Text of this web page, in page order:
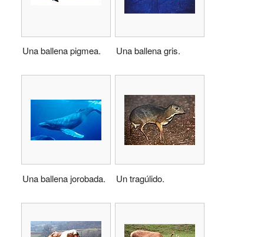
Una ballena pigmea. Una ballena gris.
Una ballena jorobada. Un tragúlido.